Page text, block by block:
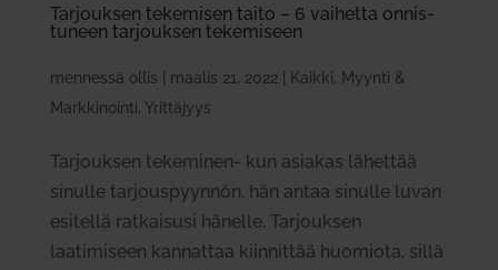
Tar­jouksen teke­misen taito – 6 vai­hetta onnis­
tuneen tar­jouksen teke­miseen
mennessä ollis maalis 21, 2022| Kaikki, Myynti &
Markkinointi, Yrittäjyys
Tarjouksen tekeminen- kun asiakas lähettää
sinulle tarjouspyynnön, hän antaa sinulle luvan
esitellä ratkaisusi hänelle. Tarjouksen
laatimiseen kannattaa kiinnittää huomiota, sillä